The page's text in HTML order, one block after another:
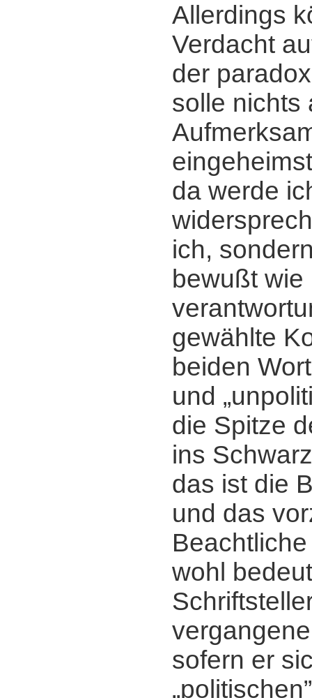
Allerdings
Verdacht
der
solle nichts
da werde
ich,
bewußt wie
gewählte
beiden
und
die Spitze
ins
das ist die
und das
wohl
sofern er